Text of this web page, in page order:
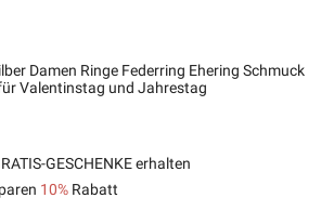
Damen Ringe Federring Ehering Schmuck
Valentinstag und Jahrestag
GESCHENKE erhalten
10% Rabatt